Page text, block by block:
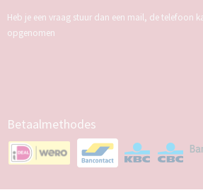
Heb je een vraag stuur dan een mail, de telefoon
opgenomen
Betaalmethodes